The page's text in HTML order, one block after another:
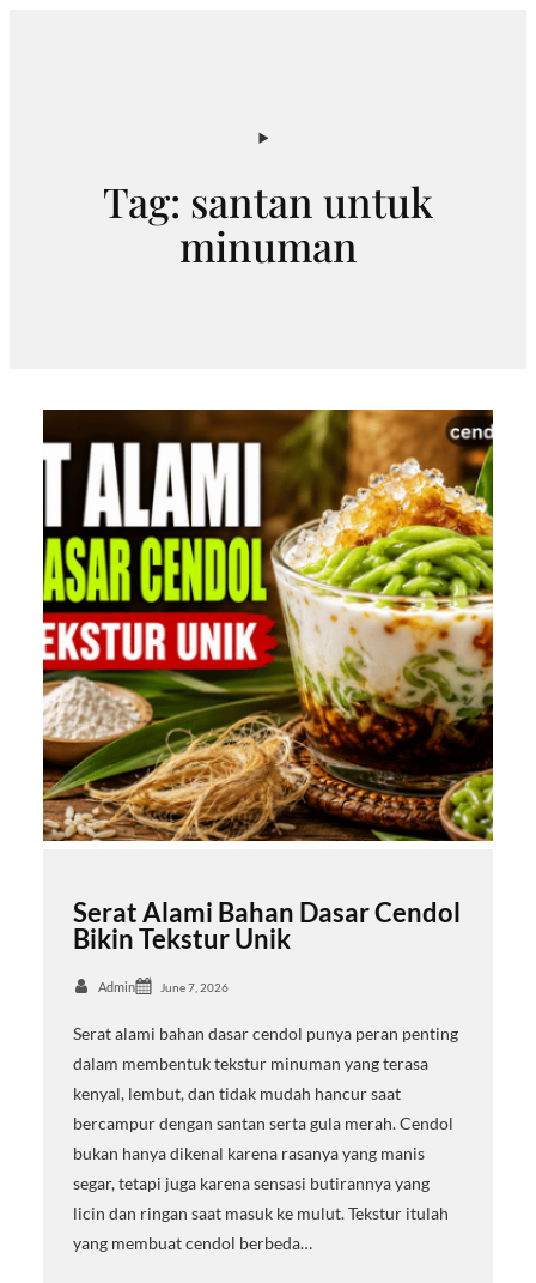
Tag: santan untuk
minuman
Serat Alami Bahan Dasar Cendol
Bikin Tekstur Unik
Admin June 7, 2026
Serat alami bahan dasar cendol punya peran penting
dalam membentuk tekstur minuman yang terasa
kenyal, lembut, dan tidak mudah hancur saat
bercampur dengan santan serta gula merah. Cendol
bukan hanya dikenal karena rasanya yang manis
segar, tetapi juga karena sensasi butirannya yang
licin dan ringan saat masuk ke mulut. Tekstur itulah
yang membuat cendol berbeda…